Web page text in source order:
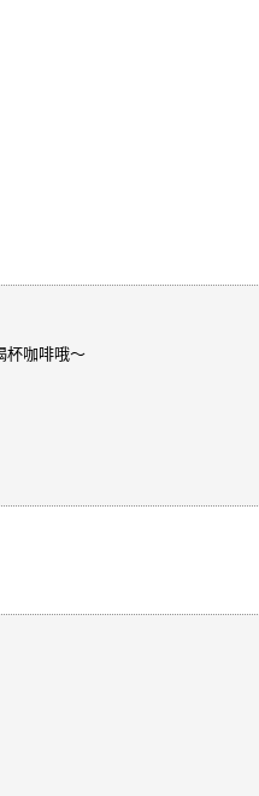
杯咖啡哦～